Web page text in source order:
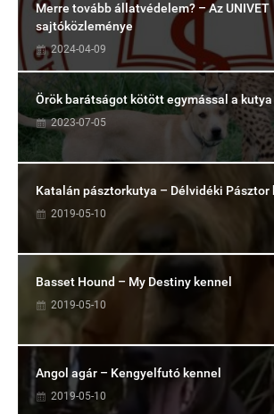
Merre tovább állatvédelem? – Az UNIVET
sajtóközleménye
2024-04-09
Örök barátságot kötött egymással a
2023-07-05
Katalán pásztorkutya – Délvidéki Pásztor
2019-05-10
Basset Hound – My Destiny kennel
2019-05-10
Angol agár – Kengyelfutó kennel
2019-05-10